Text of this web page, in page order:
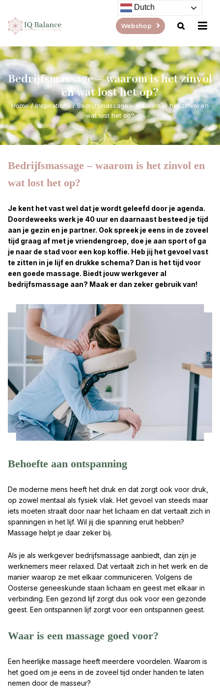
Webshop
Bedrijfsmassage – waarom is het zinvol
en wat lost het op?
Home/Inspirations/Bedrijfsmassage – waarom is het zinvol en
wat lost het op?
Bedrijfsmassage – waarom is het zinvol en
wat lost het op?
Je kent het vast wel dat je wordt geleefd door je agenda.
Doordeweeks werk je 40 uur en daarnaast besteed je tijd
aan je gezin en je partner. Ook spreek je eens in de zoveel
tijd graag af met je vriendengroep, doe je aan sport of ga
je naar de stad voor een kop koffie. Heb jij het gevoel vast
te zitten in je lijf en drukke schema? Dan is het tijd voor
een goede massage. Biedt jouw werkgever al
bedrijfsmassage aan? Maak er dan zeker gebruik van!
Behoefte aan ontspanning
De moderne mens heeft het druk en dat zorgt ook voor druk,
op zowel mentaal als fysiek vlak. Het gevoel van steeds maar
iets moeten straalt door naar het lichaam en dat vertaalt zich in
spanningen in het lijf. Wil jij die spanning eruit hebben?
Massage helpt je daar zeker bij.
Als je als werkgever bedrijfsmassage aanbiedt, dan zijn je
werknemers meer relaxed. Dat vertaalt zich in het werk en de
manier waarop ze met elkaar communiceren. Volgens de
Oosterse geneeskunde staan lichaam en geest met elkaar in
verbinding. Een gezond lijf zorgt dus ook voor een gezonde
geest. Een ontspannen lijf zorgt voor een ontspannen geest.
Waar is een massage goed voor?
Een heerlijke massage heeft meerdere voordelen. Waarom is
het goed om je eens in de zoveel tijd onder handen te laten
nemen door de masseur?
Dutch